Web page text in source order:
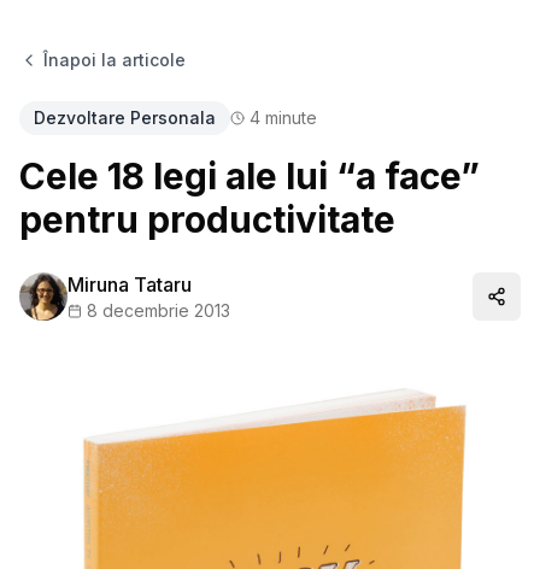
Înapoi la articole
Dezvoltare Personala 4 minute
Cele 18 legi ale lui “a face”
pentru productivitate
Miruna Tataru
8 decembrie 2013